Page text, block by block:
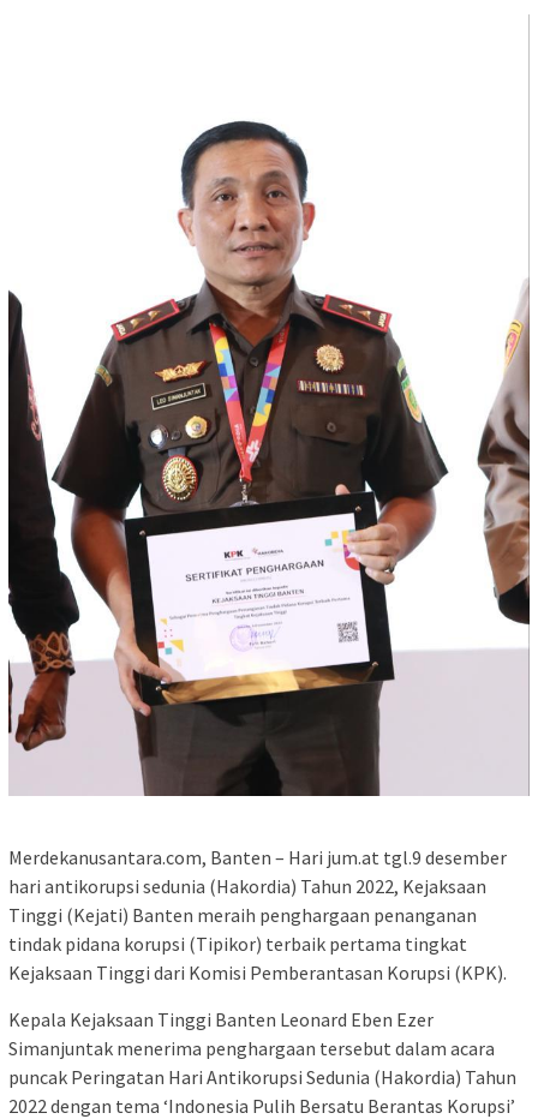
Merdekanusantara.com, Banten – Hari jum.at tgl.9 desember
hari antikorupsi sedunia (Hakordia) Tahun 2022, Kejaksaan
Tinggi (Kejati) Banten meraih penghargaan penanganan
tindak pidana korupsi (Tipikor) terbaik pertama tingkat
Kejaksaan Tinggi dari Komisi Pemberantasan Korupsi (KPK).
Kepala Kejaksaan Tinggi Banten Leonard Eben Ezer
Simanjuntak menerima penghargaan tersebut dalam acara
puncak Peringatan Hari Antikorupsi Sedunia (Hakordia) Tahun
2022 dengan tema ‘Indonesia Pulih Bersatu Berantas Korupsi’